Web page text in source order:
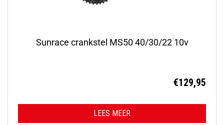
Sunrace crankstel MS50 40/30/22 10v
€129,95
LEES MEER